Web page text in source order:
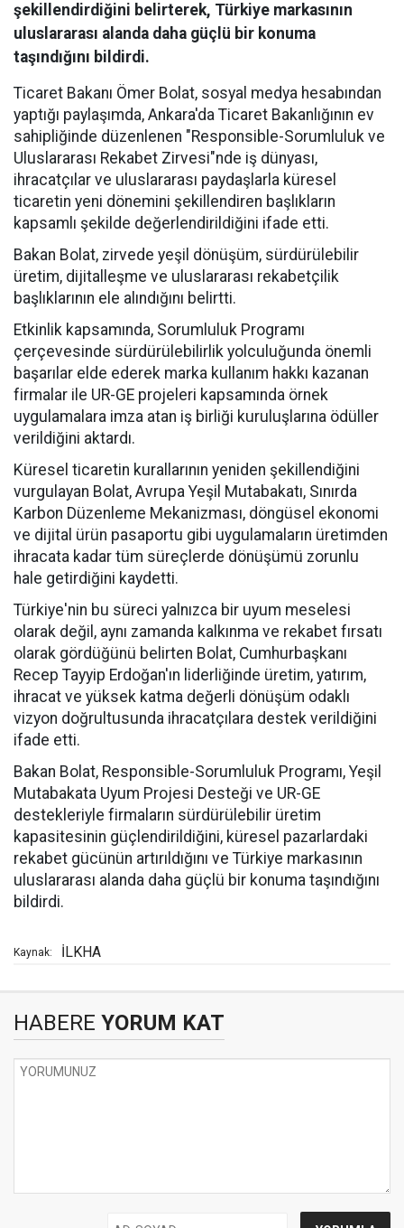
şekillendirdiğini belirterek, Türkiye markasının
uluslararası alanda daha güçlü bir konuma
taşındığını bildirdi.
Ticaret Bakanı Ömer Bolat, sosyal medya hesabından
yaptığı paylaşımda, Ankara'da Ticaret Bakanlığının ev
sahipliğinde düzenlenen "Responsible-Sorumluluk ve
Uluslararası Rekabet Zirvesi"nde iş dünyası,
ihracatçılar ve uluslararası paydaşlarla küresel
ticaretin yeni dönemini şekillendiren başlıkların
kapsamlı şekilde değerlendirildiğini ifade etti.
Bakan Bolat, zirvede yeşil dönüşüm, sürdürülebilir
üretim, dijitalleşme ve uluslararası rekabetçilik
başlıklarının ele alındığını belirtti.
Etkinlik kapsamında, Sorumluluk Programı
çerçevesinde sürdürülebilirlik yolculuğunda önemli
başarılar elde ederek marka kullanım hakkı kazanan
firmalar ile UR-GE projeleri kapsamında örnek
uygulamalara imza atan iş birliği kuruluşlarına ödüller
verildiğini aktardı.
Küresel ticaretin kurallarının yeniden şekillendiğini
vurgulayan Bolat, Avrupa Yeşil Mutabakatı, Sınırda
Karbon Düzenleme Mekanizması, döngüsel ekonomi
ve dijital ürün pasaportu gibi uygulamaların üretimden
ihracata kadar tüm süreçlerde dönüşümü zorunlu
hale getirdiğini kaydetti.
Türkiye'nin bu süreci yalnızca bir uyum meselesi
olarak değil, aynı zamanda kalkınma ve rekabet fırsatı
olarak gördüğünü belirten Bolat, Cumhurbaşkanı
Recep Tayyip Erdoğan'ın liderliğinde üretim, yatırım,
ihracat ve yüksek katma değerli dönüşüm odaklı
vizyon doğrultusunda ihracatçılara destek verildiğini
ifade etti.
Bakan Bolat, Responsible-Sorumluluk Programı, Yeşil
Mutabakata Uyum Projesi Desteği ve UR-GE
destekleriyle firmaların sürdürülebilir üretim
kapasitesinin güçlendirildiğini, küresel pazarlardaki
rekabet gücünün artırıldığını ve Türkiye markasının
uluslararası alanda daha güçlü bir konuma taşındığını
bildirdi.
Kaynak: İLKHA
HABERE YORUM KAT